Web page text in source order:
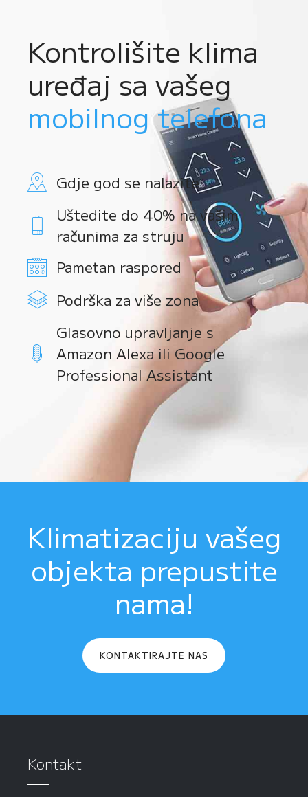
Kontrolišite klima
uređaj sa vašeg
mobilnog telefona
Gdje god se nalazite
Uštedite do 40% na vašim
računima za struju
Pametan raspored
Podrška za više zona
Glasovno upravljanje s
Amazon Alexa ili Google
Professional Assistant
Klimatizaciju vašeg
objekta prepustite
nama!
KONTAKTIRAJTE NAS
Kontakt